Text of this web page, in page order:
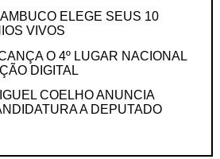
ELEGE SEUS 10
VIVOS
O 4º LUGAR NACIONAL
DIGITAL
COELHO ANUNCIA
A DEPUTADO